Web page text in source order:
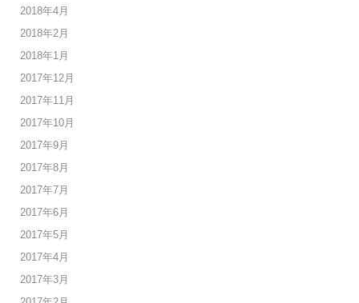
2018年4月
2018年2月
2018年1月
2017年12月
2017年11月
2017年10月
2017年9月
2017年8月
2017年7月
2017年6月
2017年5月
2017年4月
2017年3月